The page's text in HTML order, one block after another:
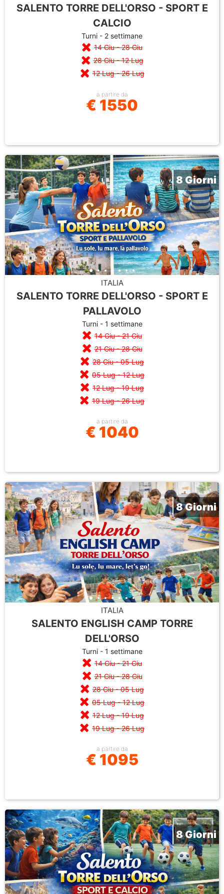
SALENTO TORRE DELL'ORSO - SPORT E
CALCIO
Turni - 2 settimane
14 Giu - 28 Giu
28 Giu - 12 Lug
12 Lug - 26 Lug
a partire da
€ 1550
8 Giorni
ITALIA
SALENTO TORRE DELL'ORSO - SPORT E
PALLAVOLO
Turni - 1 settimane
14 Giu - 21 Giu
21 Giu - 28 Giu
28 Giu - 05 Lug
05 Lug - 12 Lug
12 Lug - 19 Lug
19 Lug - 26 Lug
a partire da
€ 1040
8 Giorni
ITALIA
SALENTO ENGLISH CAMP TORRE
DELL'ORSO
Turni - 1 settimane
14 Giu - 21 Giu
21 Giu - 28 Giu
28 Giu - 05 Lug
05 Lug - 12 Lug
12 Lug - 19 Lug
19 Lug - 26 Lug
a partire da
€ 1095
8 Giorni